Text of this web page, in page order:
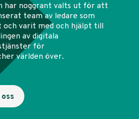
har noggrant valts ut för att
team av ledare som
och varit med och hjälpt till
av digitala
för
världen över.